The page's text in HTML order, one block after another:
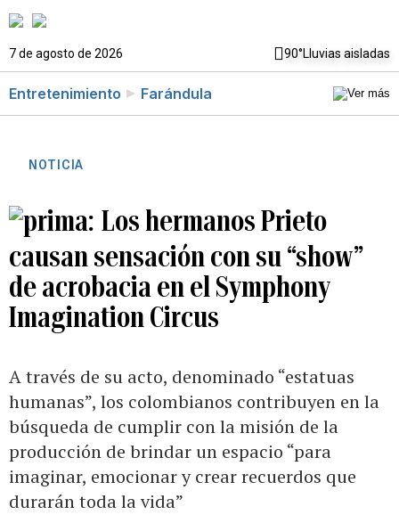
7 de agosto de 2026 90°Lluvias aisladas
Entretenimiento Farándula
NOTICIA
Los hermanos Prieto
causan sensación con su “show”
de acrobacia en el Symphony
Imagination Circus
A través de su acto, denominado “estatuas
humanas”, los colombianos contribuyen en la
búsqueda de cumplir con la misión de la
producción de brindar un espacio “para
imaginar, emocionar y crear recuerdos que
durarán toda la vida”